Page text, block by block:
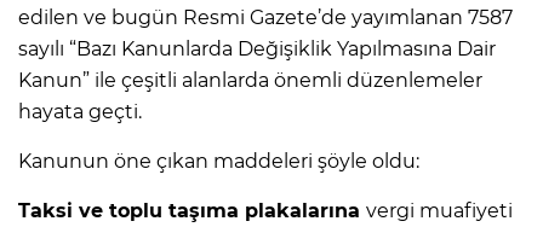
edilen ve bugün Resmi Gazete’de yayımlanan 7587
sayılı “Bazı Kanunlarda Değişiklik Yapılmasına Dair
Kanun” ile çeşitli alanlarda önemli düzenlemeler
hayata geçti.
Kanunun öne çıkan maddeleri şöyle oldu:
Taksi ve toplu taşıma plakalarına vergi muafiyeti